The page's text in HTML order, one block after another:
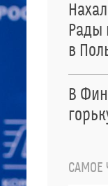
Рады
в
В
САМОЕ